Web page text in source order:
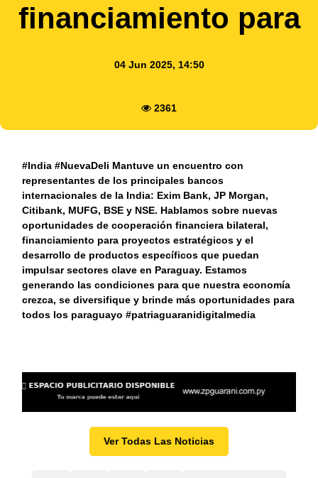
financiamiento para
04 Jun 2025, 14:50
2361
#India #NuevaDeli Mantuve un encuentro con
representantes de los principales bancos
internacionales de la India: Exim Bank, JP Morgan,
Citibank, MUFG, BSE y NSE. Hablamos sobre nuevas
oportunidades de cooperación financiera bilateral,
financiamiento para proyectos estratégicos y el
desarrollo de productos específicos que puedan
impulsar sectores clave en Paraguay. Estamos
generando las condiciones para que nuestra economía
crezca, se diversifique y brinde más oportunidades para
todos los paraguayo #patriaguaranidigitalmedia
Ver Todas Las Noticias